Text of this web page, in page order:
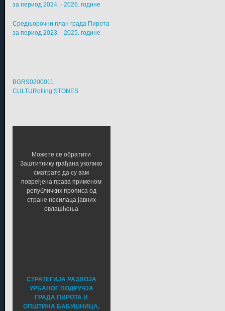
за период 2024. - 2026. године
Средњорочни план града Пирота
за период 2023. - 2025. године
BGRS0200011
CULTURolling STONES
Можете се обратити
Заштитнику грађана уколико
сматрате да су вам
повређена права применом
републичких прописа од
стране носилаца јавних
овлашћења
СТРАТЕГИЈА РАЗВОЈА
УРБАНОГ ПОДРУЧЈА
ГРАДА ПИРОТА И
ОПШТИНА БАБУШНИЦА,